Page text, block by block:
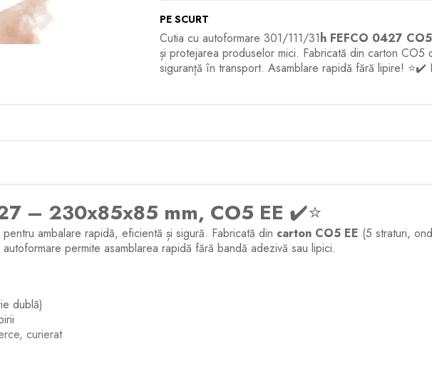
PE SCURT
Cutia cu autoformare 301/111/31h FEFCO 0427 CO5
și protejarea produselor mici. Fabricată din carton CO5
siguranță în transport. Asamblare rapidă fără lipire! ⭐✔️
– 230x85x85 mm, CO5 EE ✔️⭐
ambalare rapidă, eficientă și sigură. Fabricată din carton CO5 EE (5 straturi,
permite asamblarea rapidă fără bandă adezivă sau lipici.
dublă)
curierat